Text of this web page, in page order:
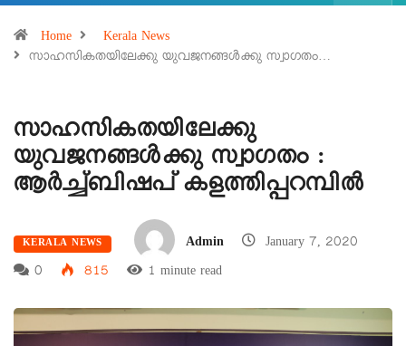
Home
Kerala News
സാഹസികതയിലേക്കു യുവജനങ്ങൾക്കു സ്വാഗതം…
സാഹസികതയിലേക്കു
യുവജനങ്ങൾക്കു സ്വാഗതം :
ആർച്ച്ബിഷപ് കളത്തിപ്പറമ്പിൽ
KERALA NEWS Admin
January 7, 2020
0
815 1 minute read